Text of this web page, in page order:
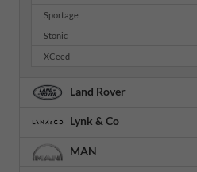
Sportage
Stonic
XCeed
Land Rover
Lynk & Co
MAN